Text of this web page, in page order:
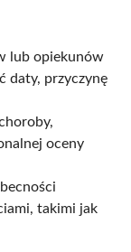
lub opiekunów
daty, przyczynę
oceny
takimi jak